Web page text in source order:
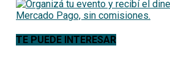
TE PUEDE INTERESAR